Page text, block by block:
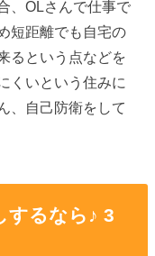
、OLさんで仕事で
短距離でも自宅の
るという点などを
くいという住みに
、自己防衛をして
するなら♪ 3